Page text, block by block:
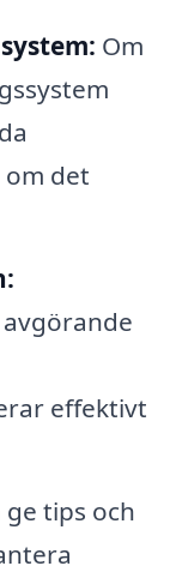
Om
det
effektivt
tips och